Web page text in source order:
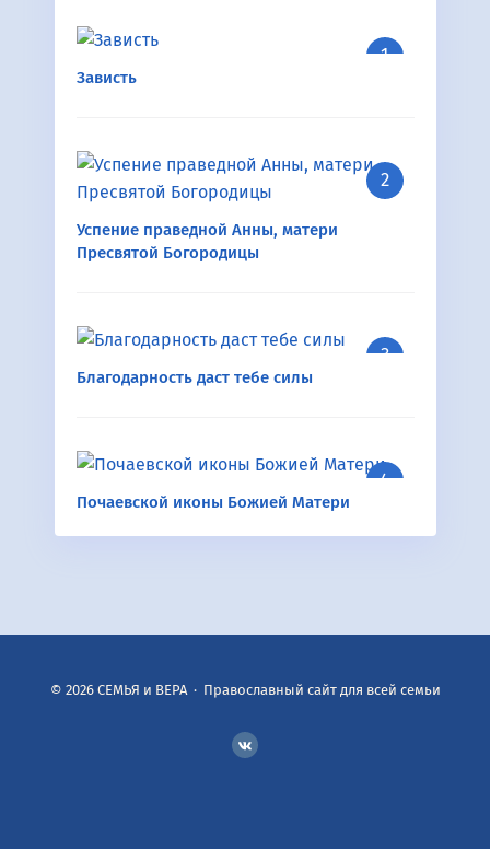
Зависть
Успение праведной Анны, матери
Пресвятой Богородицы
Благодарность даст тебе силы
Почаевской иконы Божией Матери
© 2026 СЕМЬЯ и ВЕРА· Православный сайт для всей семьи